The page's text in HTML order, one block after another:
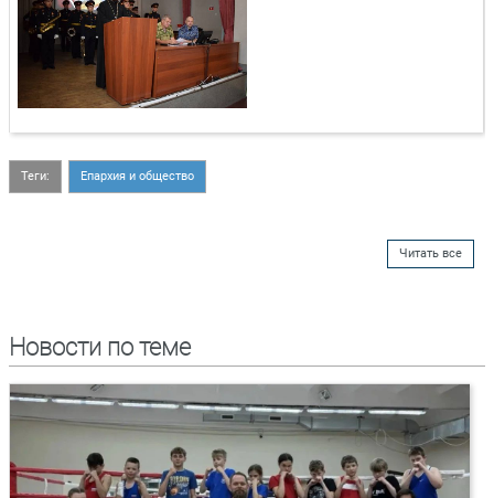
Теги: Епархия и общество
Читать все
Новости по теме